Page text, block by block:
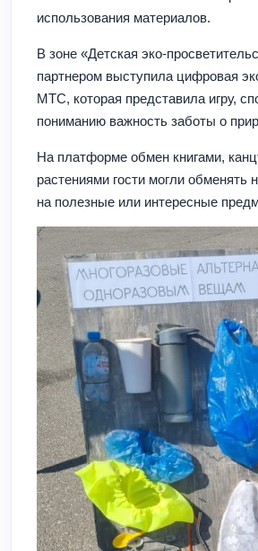
использования материалов.
В зоне «Детская эко-
партнером выступила цифровая
МТС, которая представила игру,
пониманию важность заботы о
На платформе обмен книгами,
растениями гости могли обменять
на полезные или интересные